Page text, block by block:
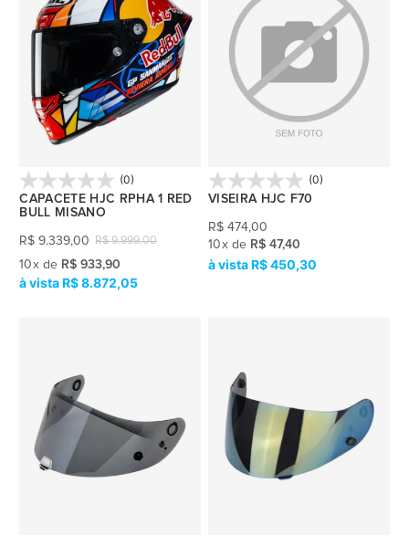
(0)
CAPACETE HJC RPHA 1 RED
BULL MISANO
R$ 9.999,00
R$ 9.339,00
10x de R$ 933,90
R$ 8.872,05
(0)
VISEIRA HJC F70
R$ 474,00
10x de R$ 47,40
R$ 450,30